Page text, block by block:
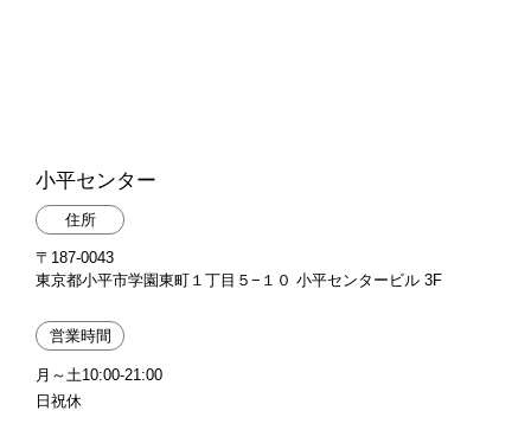
小平センター
住所
〒187-0043
東京都小平市学園東町１丁目５−１０ 小平センタービル 3F
営業時間
月～土10:00-21:00
日祝休